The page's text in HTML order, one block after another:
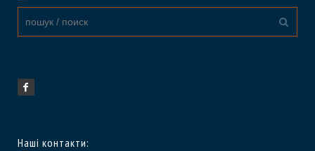
Наші контакти: